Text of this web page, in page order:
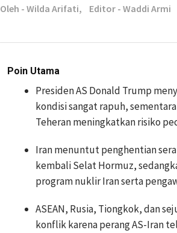
Oleh - Wilda Arifati,
Editor - Waddi Armi
Poin Utama
Presiden AS Donald Trump
kondisi sangat rapuh,
Teheran meningkatkan risiko
Iran menuntut penghentian
kembali Selat Hormuz,
program nuklir Iran serta
ASEAN, Rusia, Tiongkok, dan
konflik karena perang AS-Iran